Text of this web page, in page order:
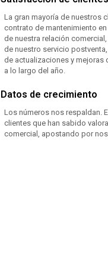
La gran mayoría de nuestros
contrato de mantenimiento
de nuestra relación
de nuestro servicio
de actualizaciones y mejoras
a lo largo del año.
Datos de crecimiento
Los números nos respaldan.
clientes que han sabido
comercial, apostando por